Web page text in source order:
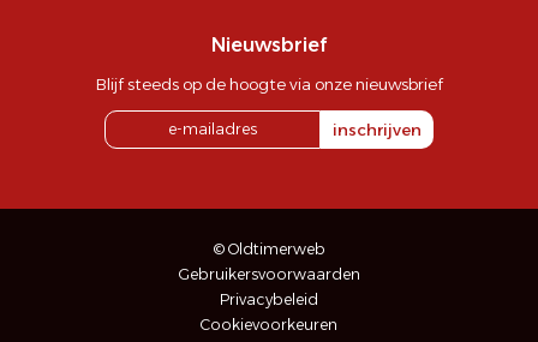
Nieuwsbrief
Blijf steeds op de hoogte via onze nieuwsbrief
inschrijven
© Oldtimerweb
Gebruikersvoorwaarden
Privacybeleid
Cookievoorkeuren